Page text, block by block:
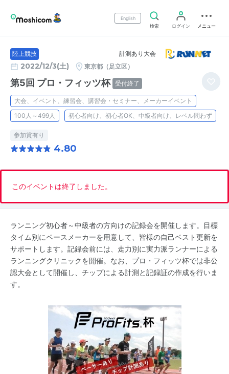
English
検索
ログイン メニュー
陸上競技 計測あり大会
2022/12/3(土) 東京都（足立区）
第5回 プロ・フィッツ杯 受付終了
大会、イベント、練習会、講習会・セミナー、メーカーイベント
100人～499人
初心者向け、初心者OK、中級者向け、レベル問わず
参加賞有り
4.80
このイベントは終了しました。
ランニング初心者～中級者の方向けの記録会を開催します。目標
タイム別にペースメーカーを用意して、皆様の自己ベスト更新を
サポートします。記録会前には、走力別に実力派ランナーによる
ランニングクリニックを開催。なお、プロ・フィッツ杯では非公
認大会として開催し、チップによる計測と記録証の作成を行いま
す。